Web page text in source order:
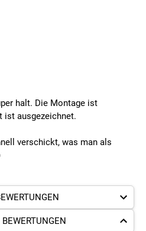
halt. Die Montage ist
ist ausgezeichnet.
verschickt, was man als